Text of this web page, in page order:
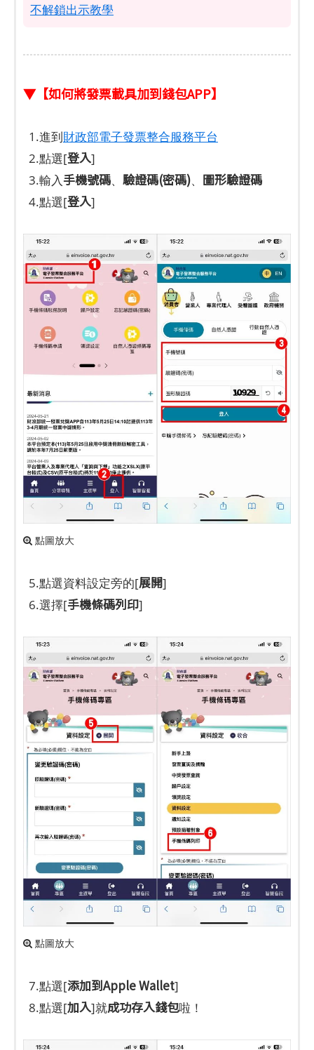
不解鎖出示教學
▼【如何將發票載具加到錢包APP】
1.進到財政部電子發票整合服務平台
2.點選[登入]
3.輸入手機號碼、 驗證碼(密碼)、 圖形驗證碼
4.點選[登入]
點圖放大
5.點選資料設定旁的[展開]
6.選擇[手機條碼列印]
點圖放大
7.點選[添加到Apple Wallet]
8.點選[加入]就成功存入錢包啦！